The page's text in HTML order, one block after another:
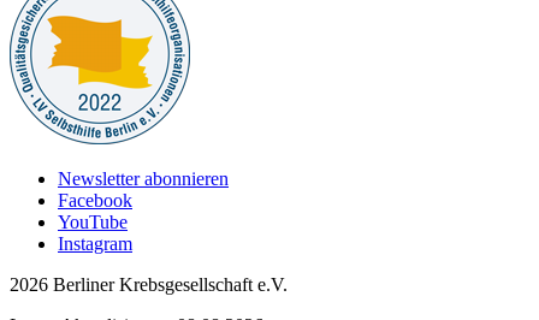
Newsletter abonnieren
Facebook
YouTube
Instagram
2026 Berliner Krebsgesellschaft e.V.